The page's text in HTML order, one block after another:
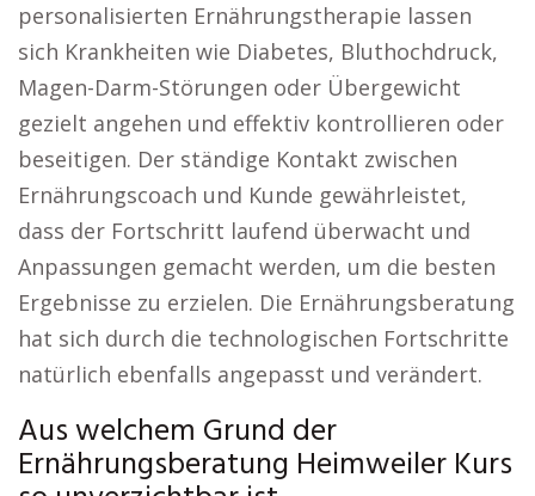
personalisierten Ernährungstherapie lassen
sich Krankheiten wie Diabetes, Bluthochdruck,
Magen-Darm-Störungen oder Übergewicht
gezielt angehen und effektiv kontrollieren oder
beseitigen. Der ständige Kontakt zwischen
Ernährungscoach und Kunde gewährleistet,
dass der Fortschritt laufend überwacht und
Anpassungen gemacht werden, um die besten
Ergebnisse zu erzielen. Die Ernährungsberatung
hat sich durch die technologischen Fortschritte
natürlich ebenfalls angepasst und verändert.
Aus welchem Grund der
Ernährungsberatung Heimweiler Kurs